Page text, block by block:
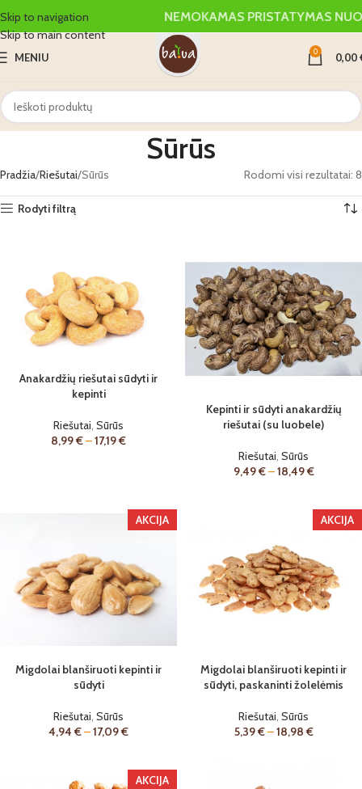
Skip to navigation
Skip to main content
NEMOKAMAS PRISTATYMAS
MENIU 0 0,00
Sūrūs
Pradžia Riešutai Sūrūs Rodomi visi rezultatai: 8
Rodyti filtrą
Anakardžių riešutai sūdyti ir
kepinti
Riešutai Sūrūs
8,99€–17,19€
Kepinti ir sūdyti anakardžių
riešutai (su luobele)
Riešutai, Sūrūs
9,49€–18,49€
AKCIJA
Migdolai blanširuoti kepinti ir
sūdyti
Riešutai, Sūrūs
4,94 €–17,09€
AKCIJA
Migdolai blanširuoti kepinti ir
sūdyti, paskaninti žolelėmis
Riešutai, Sūrūs
5,39€–18,98 €
AKCIJA